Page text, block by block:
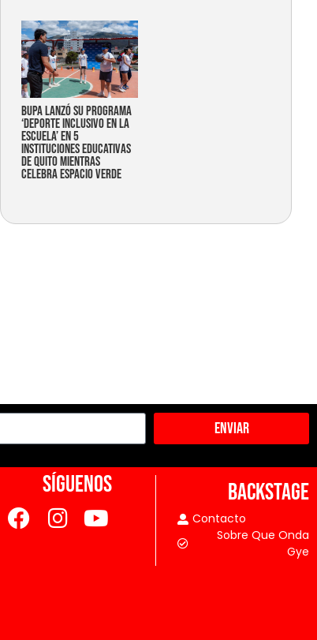
Bupa lanzó su programa
‘Deporte Inclusivo en la
Escuela’ en 5
instituciones educativas
de Quito mientras
celebra espacio verde
Enviar
SÍGUENOS BACKSTAGE
Contacto
Sobre Que Onda
Gye